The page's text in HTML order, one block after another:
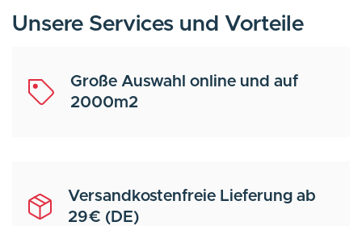
Unsere Services und Vorteile
Große Auswahl online und auf
2000m2
Versandkostenfreie Lieferung ab
29€ (DE)